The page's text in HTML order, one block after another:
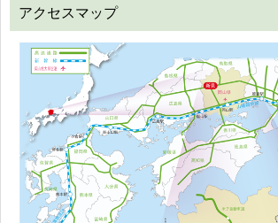
アクセスマップ